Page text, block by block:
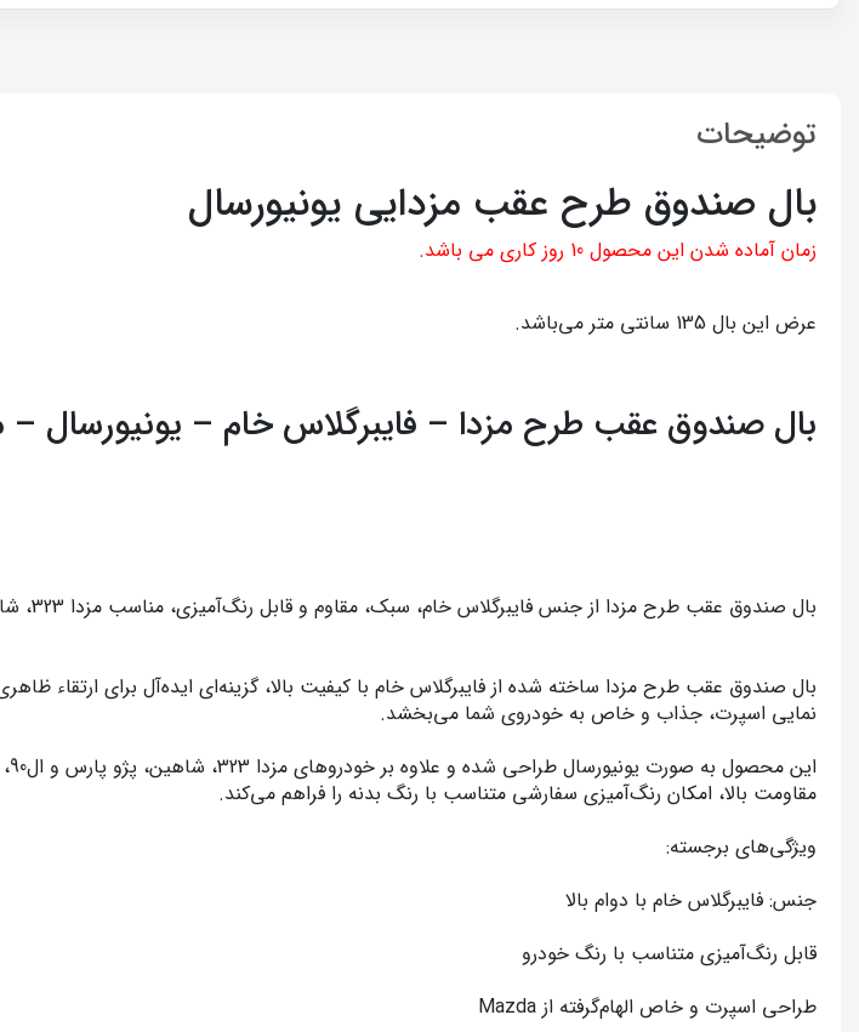
توضیحات
بال صندوق طرح عقب مزدایی یونیورسال
زمان آماده شدن این محصول 10 روز کاری می باشد.
عرض این بال 135 سانتی متر می‌باشد.
بال صندوق عقب طرح مزدا – فایبرگلاس خام – یونیورسال – مناسب مزدا 323، شاهین، پارس،
بال صندوق عقب طرح مزدا از جنس فایبرگلاس خام، سبک، مقاوم و قابل رنگ‌آمیزی، مناسب مزدا 323، شاهین، پارس، ال90 و بسیاری از خودروها. طراحی اسپرت و نصب آسان.
نمایی اسپرت، جذاب و خاص به خودروی شما می‌بخشد.
مقاومت بالا، امکان رنگ‌آمیزی سفارشی متناسب با رنگ بدنه را فراهم می‌کند.
ویژگی‌های برجسته:
جنس: فایبرگلاس خام با دوام بالا
قابل رنگ‌آمیزی متناسب با رنگ خودرو
طراحی اسپرت و خاص الهام‌گرفته از Mazda